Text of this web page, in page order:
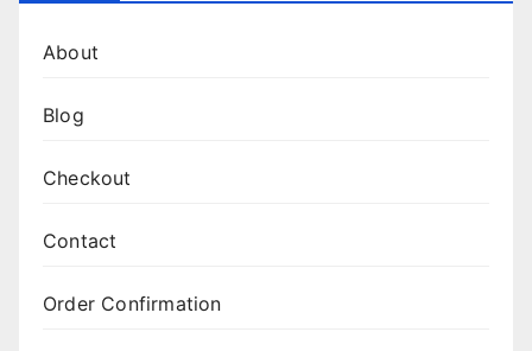
About
Blog
Checkout
Contact
Order Confirmation